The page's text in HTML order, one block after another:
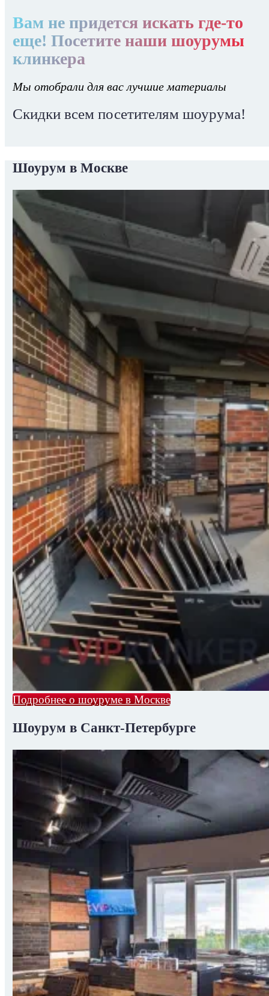
Вам не придется искать где-то
еще! Посетите наши шоурумы
клинкера
Мы отобрали для вас лучшие материалы
Скидки всем посетителям шоурума!
Шоурум в Москве
Подробнее о шоуруме в Москве
Шоурум в Санкт-Петербурге